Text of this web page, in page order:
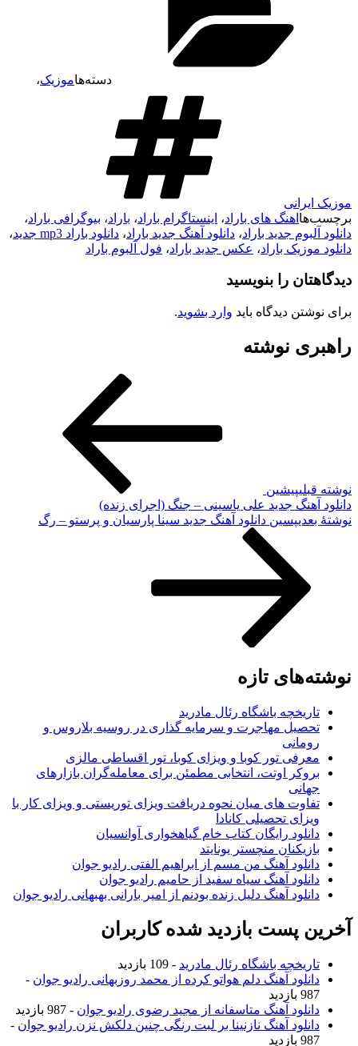
دسته‌هاموزیک،
موزیک ایرانی
برچسب‌ها اهنگ های باراد، اینستاگرام باراد، باراد، بیوگرافی باراد،
دانلود آلبوم جدید باراد، دانلود آهنگ جدید باراد، دانلود باراد mp3 جدید
،
دانلود موزیک باراد، عکس جدید باراد، فول آلبوم باراد
دیدگاهتان را بنویسید
برای نوشتن دیدگاه باید وارد بشوید.
راهبری نوشته
نوشته قبلیپیشین
دانلود آهنگ جدید علی یاسینی – جنگ (اجرای زنده)
نوشته‌ٔ بعدیپسین دانلود آهنگ جدید سینا پارسیان و پرستو – رگ
نوشته‌های تازه
تاریخچه باشگاه رئال مادرید
تحصیل مهاجرت و سرمایه گذاری در روسیه بلاروس و
رومانی
معرفی تور کوبا و ویزای کوبا، تور اقساطی مالزی
بروکر اوتت، انتخابی مطمئن برای معامله‌گران بازارهای
جهانی
تفاوت های میان نحوه دریافت ویزای توریستی و ویزای کار با
ویزای تحصیلی کانادا
دانلود رایگان کتاب خام گیاهخواری آوانسیان
بازیکنان منچستر یونایتد
دانلود آهنگ من مسم از ابراهیم الفتی رادیو جوان
دانلود آهنگ سیاه سفید از حامیم رادیو جوان
دانلود آهنگ دلیل زنده بودنم از امیر بارانی بهبهانی رادیو جوان
آخرین پست بازدید شده کاربران
تاریخچه باشگاه رئال مادرید - 109 بازدید
دانلود آهنگ دلم هواتو کرده از محمد روزبهانی رادیو جوان -
987 بازدید
دانلود آهنگ متاسفانه از مجید رضوی رادیو جوان - 987 بازدید
دانلود آهنگ نازنینا بر لبت رنگی چنین دلکش نزن رادیو جوان -
987 بازدید